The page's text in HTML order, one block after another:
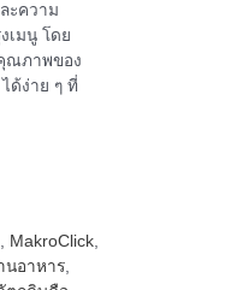
ะความ
เมนู โดย
ณภาพของ
ด้ง่าย ๆ ที่
, MakroClick,
นอาหาร,